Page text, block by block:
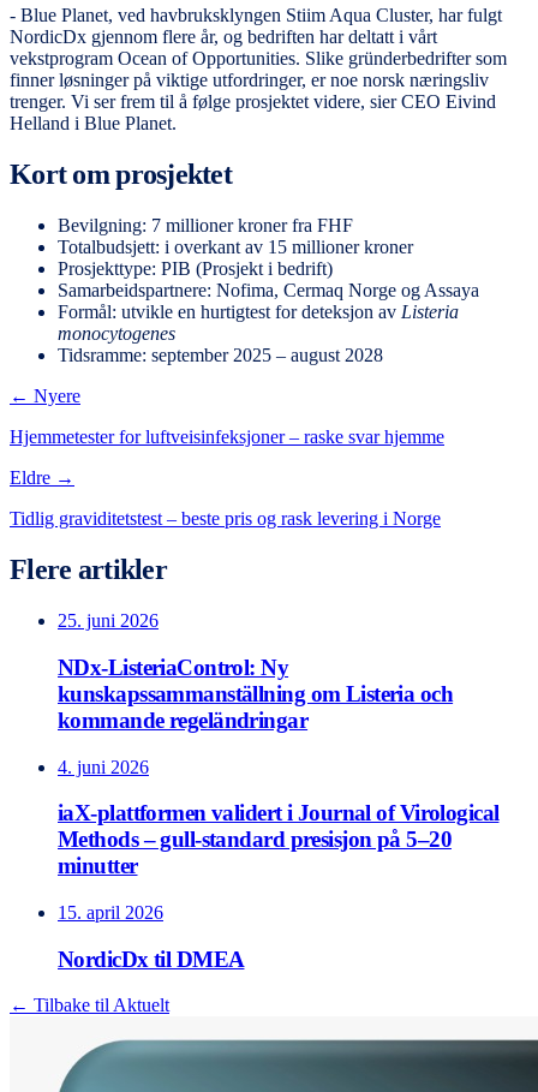
- Blue Planet, ved havbruksklyngen Stiim Aqua Cluster, har fulgt
NordicDx gjennom flere år, og bedriften har deltatt i vårt
vekstprogram Ocean of Opportunities. Slike gründerbedrifter som
finner løsninger på viktige utfordringer, er noe norsk næringsliv
trenger. Vi ser frem til å følge prosjektet videre, sier CEO Eivind
Helland i Blue Planet.
Kort om prosjektet
Bevilgning: 7 millioner kroner fra FHF
Totalbudsjett: i overkant av 15 millioner kroner
Prosjekttype: PIB (Prosjekt i bedrift)
Samarbeidspartnere: Nofima, Cermaq Norge og Assaya
Formål: utvikle en hurtigtest for deteksjon av Listeria
monocytogenes
Tidsramme: september 2025 – august 2028
← Nyere
Hjemmetester for luftveisinfeksjoner – raske svar hjemme
Eldre →
Tidlig graviditetstest – beste pris og rask levering i Norge
Flere artikler
25. juni 2026
NDx-ListeriaControl: Ny
kunskapssammanställning om Listeria och
kommande regeländringar
4. juni 2026
iaX-plattformen validert i Journal of Virological
Methods – gull-standard presisjon på 5–20
minutter
15. april 2026
NordicDx til DMEA
← Tilbake til Aktuelt